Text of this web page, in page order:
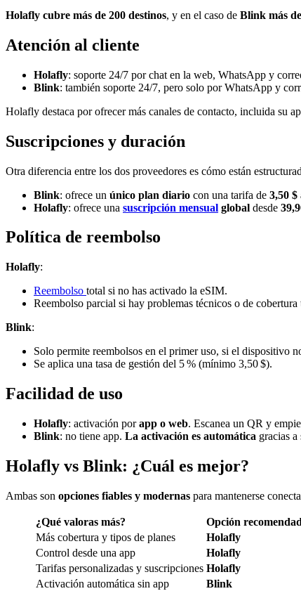
Holafly cubre más de 200 destinos, y en el caso de Blink más
Atención al cliente
Holafly: soporte 24/7 por chat en la web, WhatsApp y
Blink: también soporte 24/7, pero solo por WhatsApp y
Holafly destaca por ofrecer más canales de contacto, incluida su
Suscripciones y duración
Otra diferencia entre los dos proveedores es cómo están
Blink: ofrece un único plan diario con una tarifa de 3,50 $
Holafly: ofrece una suscripción mensual global desde
Política de reembolso
Holafly:
Reembolso total si no has activado la eSIM.
Reembolso parcial si hay problemas técnicos o de cobertura
Blink:
Solo permite reembolsos en el primer uso, si el dispositivo
Se aplica una tasa de gestión del 5 % (mínimo 3,50 $).
Facilidad de uso
Holafly: activación porapp o web. Escanea un QR y
Blink: no tiene app. La activación es automática gracias
Holafly vs Blink: ¿Cuál es mejor?
Ambas son opciones fiables y modernas para mantenerse
¿Qué valoras más?
Opción
Más cobertura y tipos de planes
Holafly
Control desde una app
Holafly
Tarifas personalizadas y suscripciones Holafly
Activación automática sin app
Blink